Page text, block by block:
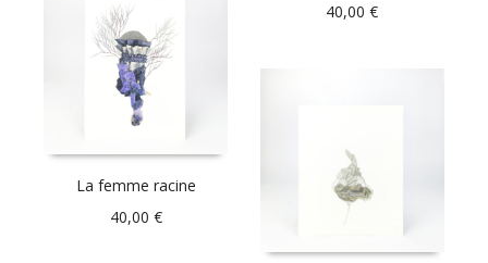
40,00€
La femme racine
40,00 €